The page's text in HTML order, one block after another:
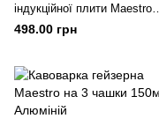
індукційної плити Maestro
200мл Нержавійка
498.00 грн